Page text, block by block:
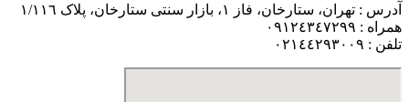
آدرس : تهران، ستارخان، فاز ١، بازار سنتی ستارخان، پلاک ١/١١٦
همراه : ٠٩١٢٤٣٤٧٢٩٩
تلفن : ٠٢١٤٤٢٩٣٠٠٩